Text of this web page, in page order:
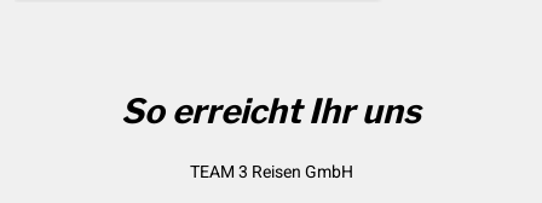
So erreicht Ihr uns
TEAM 3 Reisen GmbH